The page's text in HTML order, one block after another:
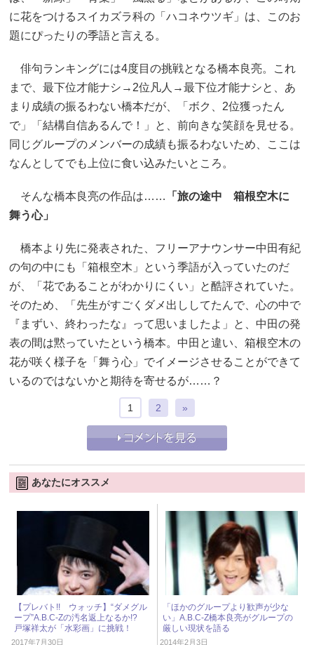
に花をつけるスイカズラ科の「ハコネウツギ」は、このお
題にぴったりの季語と言える。
俳句ランキングには4度目の挑戦となる橋本良亮。これ
まで、最下位才能ナシ→2位凡人→最下位才能ナシと、あ
まり成績の振るわない橋本だが、「ボク、2位獲ったん
で」「結構自信あるんで！」と、前向きな笑顔を見せる。
同じグループのメンバーの成績も振るわないため、ここは
なんとしてでも上位に食い込みたいところ。
そんな橋本良亮の作品は……
「旅の途中 箱根空木に
舞う心」
橋本より先に発表された、フリーアナウンサー中田有紀
の句の中にも「箱根空木」という季語が入っていたのだ
が、「花であることがわかりにくい」と酷評されていた。
そのため、「先生がすごくダメ出ししてたんで、心の中で
『まずい、終わったな』って思いましたよ」と、中田の発
表の間は黙っていたという橋本。中田と違い、箱根空木の
花が咲く様子を「舞う心」でイメージさせることができて
いるのではないかと期待を寄せるが……？
1 2 »
あなたにオススメ
【プレバト!! ウォッチ】“ダメグル
ープ”A.B.C-Zの汚名返上なるか!?
戸塚祥太が「水彩画」に挑戦！
2017年7月30日
「ほかのグループより歓声が少な
い」A.B.C-Z橋本良亮がグループの
厳しい現状を語る
2014年2月3日